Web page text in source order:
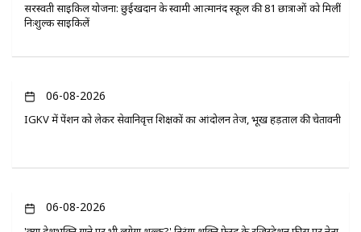
सरस्वती साइकिल योजना: छुईखदान के स्वामी आत्मानंद स्कूल की 81 छात्राओं को मिलीं
निःशुल्क साइकिलें
06-08-2026
IGKV में पेंशन को लेकर सेवानिवृत्त शिक्षकों का आंदोलन तेज, भूख हड़ताल की चेतावनी
06-08-2026